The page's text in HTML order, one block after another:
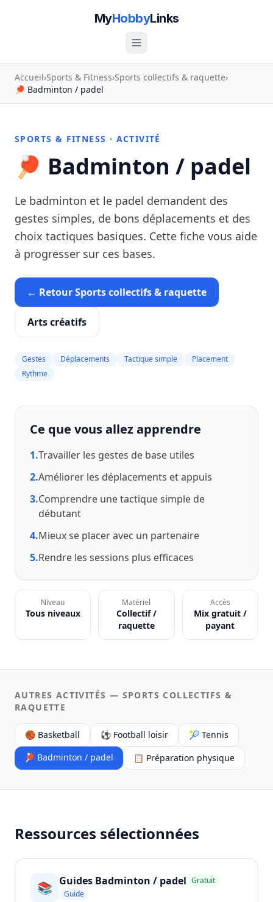
MyHobbyLinks
Accueil›Sports & Fitness›Sports collectifs & raquette›
🏓 Badminton / padel
SPORTS & FITNESS · ACTIVITÉ
🏓 Badminton / padel
Le badminton et le padel demandent des
gestes simples, de bons déplacements et des
choix tactiques basiques. Cette fiche vous aide
à progresser sur ces bases.
← Retour Sports collectifs & raquette
Arts créatifs
Gestes Déplacements Tactique simple
Placement
Rythme
Ce que vous allez apprendre
1.Travailler les gestes de base utiles
2.Améliorer les déplacements et appuis
3.Comprendre une tactique simple de
débutant
4.Mieux se placer avec un partenaire
5.Rendre les sessions plus efficaces
Niveau
Tous niveaux
Matériel
Collectif /
raquette
Accès
Mix gratuit /
payant
AUTRES ACTIVITÉS — SPORTS COLLECTIFS &
RAQUETTE
🏀 Basketball ⚽ Football loisir
🎾 Tennis
🏓 Badminton / padel
📋 Préparation physique
Ressources sélectionnées
📚 Guides Badminton / padel Gratuit
Guide